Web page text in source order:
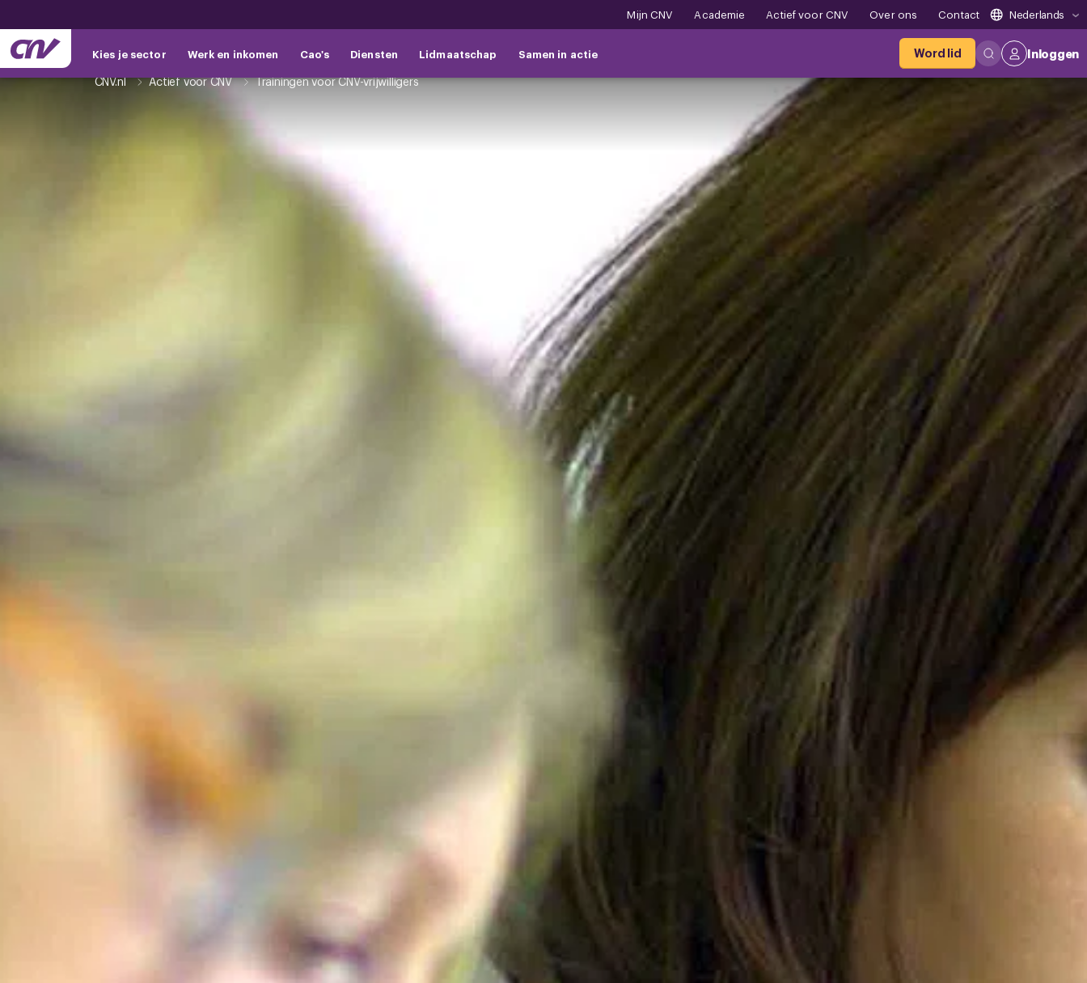
Mijn CNV Academie Actief voor CNV Over ons Contact Nederlands
Kies je sector Werk en inkomen Cao's Diensten Lidmaatschap Samen in actie Word lid
Inloggen
CNV.nl
Actief voor CNV Trainingen voor CNV-vrijwilligers